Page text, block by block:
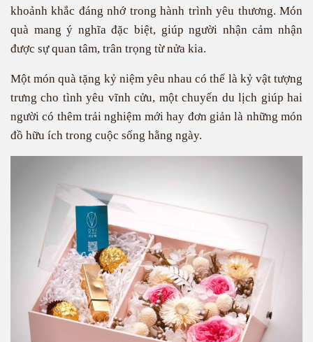
khoảnh khắc đáng nhớ trong hành trình yêu thương. Món
quà mang ý nghĩa đặc biệt, giúp người nhận cảm nhận
được sự quan tâm, trân trọng từ nửa kia.
Một món quà tặng kỷ niệm yêu nhau có thể là kỷ vật tượng
trưng cho tình yêu vĩnh cửu, một chuyến du lịch giúp hai
người có thêm trải nghiệm mới hay đơn giản là những món
đồ hữu ích trong cuộc sống hằng ngày.